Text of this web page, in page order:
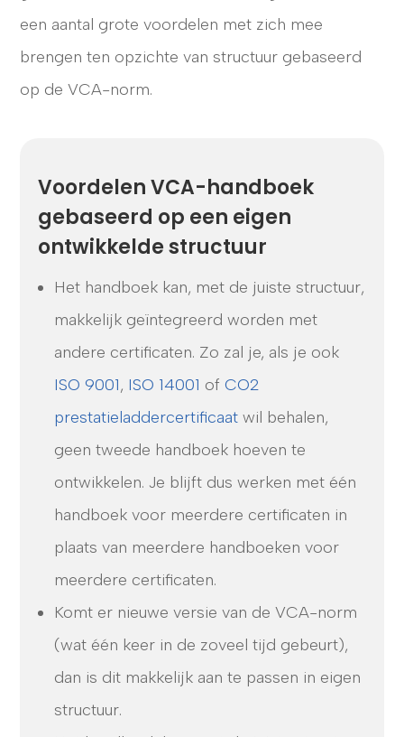
een aantal grote voordelen met zich mee
brengen ten opzichte van structuur gebaseerd
op de VCA-norm.
Voordelen VCA-handboek
gebaseerd op een eigen
ontwikkelde structuur
Het handboek kan, met de juiste structuur,
makkelijk geïntegreerd worden met
andere certificaten. Zo zal je, als je ook
ISO 9001, ISO 14001 of CO2
prestatieladdercertificaat wil behalen,
geen tweede handboek hoeven te
ontwikkelen. Je blijft dus werken met één
handboek voor meerdere certificaten in
plaats van meerdere handboeken voor
meerdere certificaten.
Komt er nieuwe versie van de VCA-norm
(wat één keer in de zoveel tijd gebeurt),
dan is dit makkelijk aan te passen in eigen
structuur.